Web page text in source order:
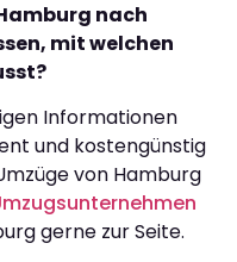
nach
mit welchen
Informationen
und kostengünstig
von Hamburg
gerne zur Seite.